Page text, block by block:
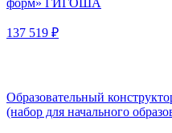
137 519 ₽
Образовательный
(набор для начального